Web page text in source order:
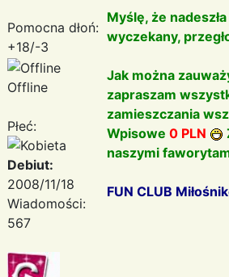
Pomocna dłoń:
+18/-3
Offline
Płeć:
Debiut:
2008/11/18
Wiadomości:
567
Myślę, że
wyczekany,
Jak można
zapraszam
zamieszczania
Wpisowe 0 PLN
naszymi
FUN CLUB